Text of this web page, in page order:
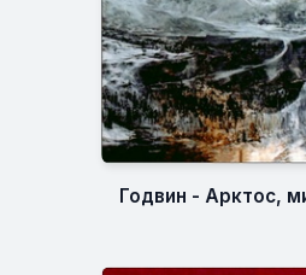
Годвин - Арктос,